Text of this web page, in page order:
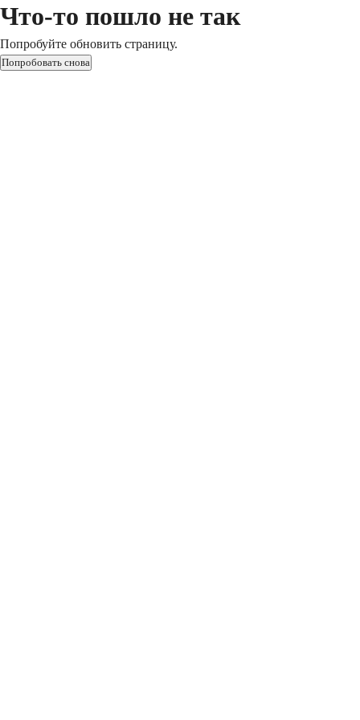
Что-то пошло не так
Попробуйте обновить страницу.
Попробовать снова